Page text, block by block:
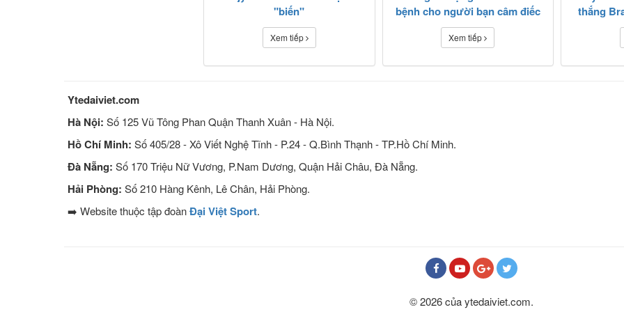
"biến"
Xem tiếp
bệnh cho người bạn câm điếc
Xem tiếp
thắng
Ytedaiviet.com
Hà Nội: Số 125 Vũ Tông Phan Quận Thanh Xuân - Hà Nội.
Hồ Chí Minh: Số 405/28 - Xô Viết Nghệ Tĩnh - P.24 - Q.Bình Thạnh - TP.Hồ Chí Minh.
Đà Nẵng: Số 170 Triệu Nữ Vương, P.Nam Dương, Quận Hải Châu, Đà Nẵng.
Hải Phòng: Số 210 Hàng Kênh, Lê Chân, Hải Phòng.
➡️ Website thuộc tập đoànĐại Việt Sport.
© 2026 của ytedaiviet.com.